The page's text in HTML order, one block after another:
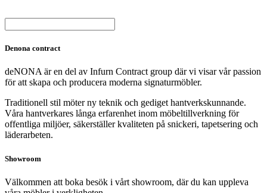
Denona contract
deNONA är en del av Infurn Contract group där vi visar vår passion
för att skapa och producera moderna signaturmöbler.
Traditionell stil möter ny teknik och gediget hantverkskunnande.
Våra hantverkares långa erfarenhet inom möbeltillverkning för
offentliga miljöer, säkerställer kvaliteten på snickeri, tapetsering och
läderarbeten.
Showroom
Välkommen att boka besök i vårt showroom, där du kan uppleva